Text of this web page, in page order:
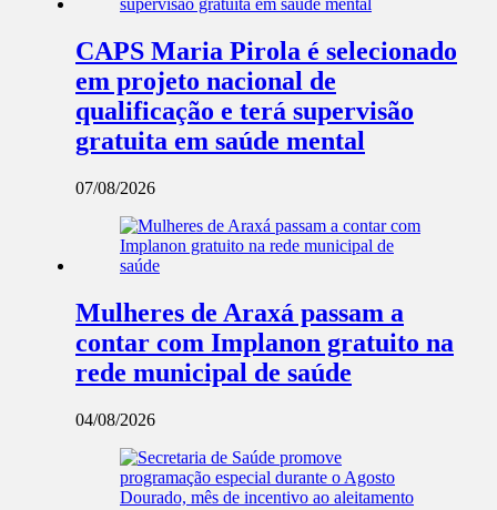
CAPS Maria Pirola é selecionado
em projeto nacional de
qualificação e terá supervisão
gratuita em saúde mental
07/08/2026
Mulheres de Araxá passam a
contar com Implanon gratuito na
rede municipal de saúde
04/08/2026